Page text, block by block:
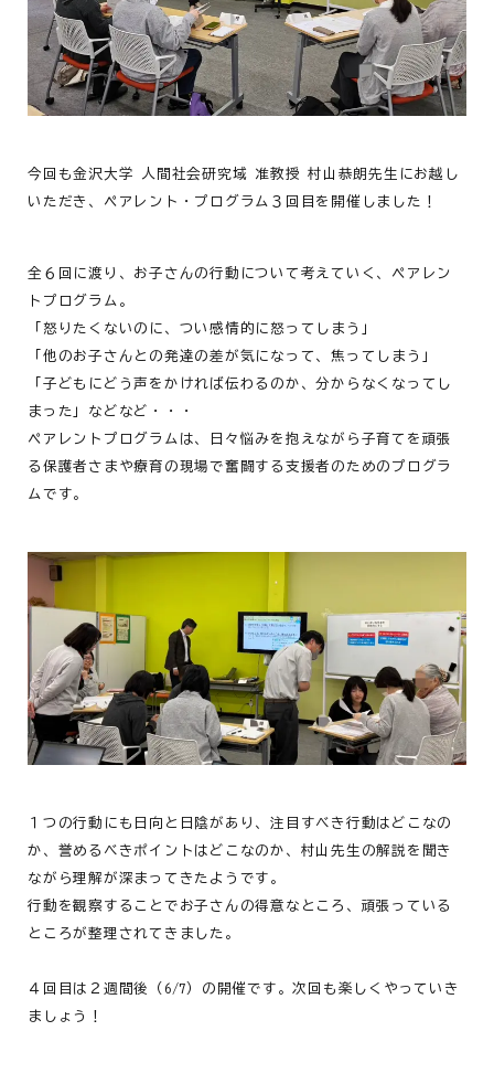
今回も金沢大学 人間社会研究域 准教授 村山恭朗先生にお越し
いただき、ペアレント・プログラム３回目を開催しました！
全６回に渡り、お子さんの行動について考えていく、ペアレン
トプログラム。
「怒りたくないのに、つい感情的に怒ってしまう」
「他のお子さんとの発達の差が気になって、焦ってしまう」
「子どもにどう声をかければ伝わるのか、分からなくなってし
まった」などなど・・・
ペアレントプログラムは、日々悩みを抱えながら子育てを頑張
る保護者さまや療育の現場で奮闘する支援者のためのプログラ
ムです。
１つの行動にも日向と日陰があり、注目すべき行動はどこなの
か、誉めるべきポイントはどこなのか、村山先生の解説を聞き
ながら理解が深まってきたようです。
行動を観察することでお子さんの得意なところ、頑張っている
ところが整理されてきました。
４回目は２週間後（6/7）の開催です。次回も楽しくやっていき
ましょう！